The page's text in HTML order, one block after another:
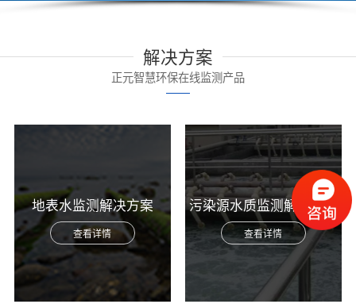
解决方案
正元智慧环保在线监测产品
地表水监测解决方案
查看详情
污染源水质监测解决方案
查看详情